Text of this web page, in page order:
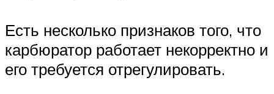
Есть несколько признаков того, что
карбюратор работает некорректно и
его требуется отрегулировать.